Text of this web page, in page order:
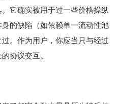
它确实被用于过一些价格操纵
的缺陷（如依赖单一流动性池
。作为用户，你应当只与经过
协议交互。